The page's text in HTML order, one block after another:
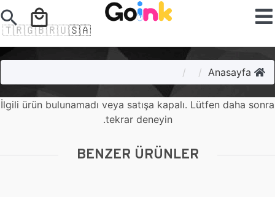
local_mall
🇹🇷🇬🇧🇷🇺🇸🇦
İlgili ürün bulunamadı veya satışa kapalı. Lütfen daha sonra
tekrar deneyin.
BENZER ÜRÜNLER